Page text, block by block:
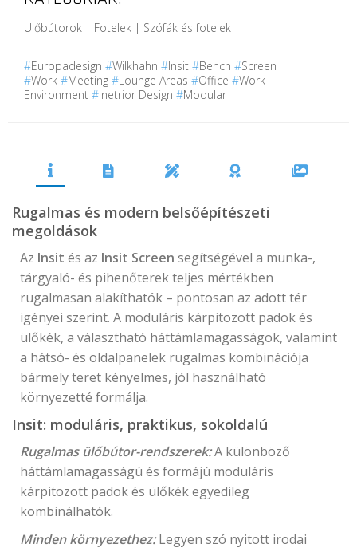
Ülőbútorok | Fotelek | Szófák és fotelek
#Europadesign #Wilkhahn #Insit #Bench #Screen
#Work #Meeting #Lounge Areas #Office #Work
Environment #Inetrior Design #Modular
Rugalmas és modern belsőépítészeti
megoldások
Az Insit és az Insit Screen segítségével a munka-,
tárgyaló- és pihenőterek teljes mértékben
rugalmasan alakíthatók – pontosan az adott tér
igényei szerint. A moduláris kárpitozott padok és
ülőkék, a választható háttámlamagasságok, valamint
a hátsó- és oldalpanelek rugalmas kombinációja
bármely teret kényelmes, jól használható
környezetté formálja.
Insit: moduláris, praktikus, sokoldalú
Rugalmas ülőbútor-rendszerek:A különböző
háttámlamagasságú és formájú moduláris
kárpitozott padok és ülőkék egyedileg
kombinálhatók.
Minden környezethez:Legyen szó nyitott irodai